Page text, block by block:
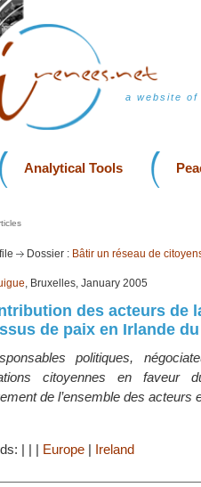
a website
Analytical Tools
Dossier : Bâtir un réseau de
, Bruxelles, January 2005
des acteurs de
de paix en Irlande du
politiques,
citoyennes en faveur
de l’ensemble des
| | | Europe | Ireland